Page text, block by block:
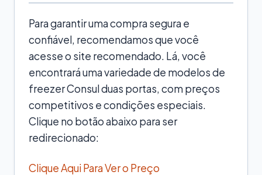
Para garantir uma compra segura e
confiável, recomendamos que você
acesse o site recomendado. Lá, você
encontrará uma variedade de modelos de
freezer Consul duas portas, com preços
competitivos e condições especiais.
Clique no botão abaixo para ser
redirecionado:
Clique Aqui Para Ver o Preço